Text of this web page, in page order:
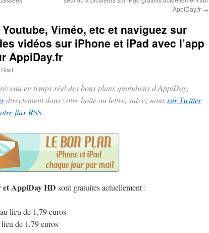
AppiDay.fr →
Viméo, etc et naviguez sur
vidéos sur iPhone et iPad avec l’app
AppiDay.fr
Staff
en temps réel des bons plans quotidiens d’AppiDay,
directement dans votre boite au lettre, suivez noussur Twitter
flux RSS.
et AppiDay HD sont gratuites actuellement :
lieu de 1,79 euros
de 1,79 euros